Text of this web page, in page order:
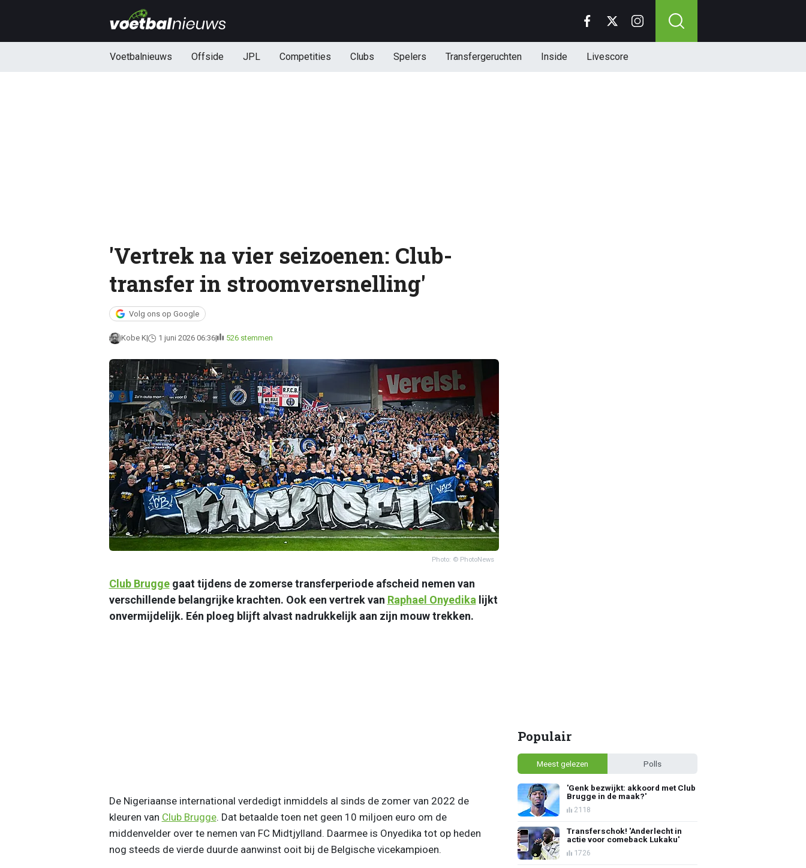
Voetbalnieuws Offside JPL Competities Clubs Spelers Transfergeruchten Inside Livescore
'Vertrek na vier seizoenen: Club-
transfer in stroomversnelling'
Volg ons op Google
Kobe K 1 juni 2026 06:36 526 stemmen
Photo: © PhotoNews
Club Bruggegaat tijdens de zomerse transferperiode afscheid nemen van
verschillende belangrijke krachten. Ook een vertrek van Raphael Onyedika lijkt
onvermijdelijk. Eén ploeg blijft alvast nadrukkelijk aan zijn mouw trekken.
De Nigeriaanse international verdedigt inmiddels al sinds de zomer van 2022 de
kleuren van Club Brugge. Dat betaalde toen net geen 10 miljoen euro om de
middenvelder over te nemen van FC Midtjylland. Daarmee is Onyedika tot op heden
nog steeds de vierde duurde aanwinst ooit bij de Belgische vicekampioen.
Populair
Meest gelezen Polls
'Genk bezwijkt: akkoord met Club
Brugge in de maak?'
2118
Transferschok! 'Anderlecht in
actie voor comeback Lukaku'
1726